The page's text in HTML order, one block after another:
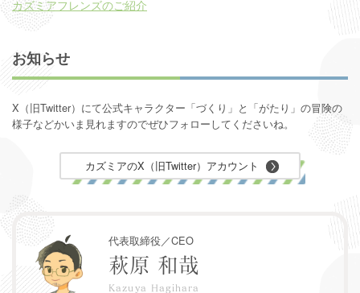
カズミアフレンズのご紹介
お知らせ
X（旧Twitter）にて公式キャラクター「づくり」と「がたり」の冒険の
様子などかいま見れますのでぜひフォローしてくださいね。
カズミアのX（旧Twitter）アカウント
代表取締役／CEO
萩原 和哉
Kazuya Hagihara